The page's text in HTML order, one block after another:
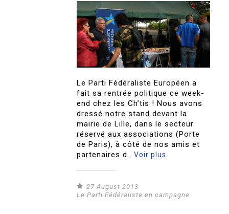
Le Parti Fédéraliste Européen a
fait sa rentrée politique ce week-
end chez les Ch’tis ! Nous avons
dressé notre stand devant la
mairie de Lille, dans le secteur
réservé aux associations (Porte
de Paris), à côté de nos amis et
partenaires d..Voir plus
27 August 2013
Le Parti Fédéraliste en campagne